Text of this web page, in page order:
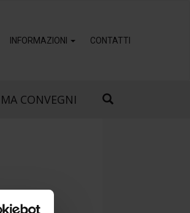
INFORMAZIONI CONTATTI
CONVEGNI